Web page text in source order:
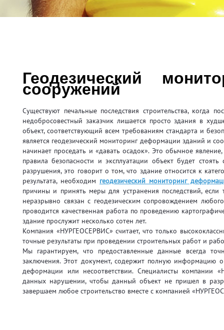
Геодезический
сооружений
Существуют печальные последствия строительства,
недобросовестный заказчик лишается просто здания в
объект, соответствующий всем требованиям стандарта и
является геодезический мониторинг деформации зданий и
начинает проседать и «давать осадок». Это обычное
правила безопасности и эксплуатации объект будет
разрушения, это говорит о том, что здание относится к
результата, необходим геодезический мониторинг
причины и принять меры для устранения последствий,
неразрывно связан с геодезическим сопровождением
проводится качественная работа по проведению
здание прослужит несколько сотен лет.
Компания «НУРГЕОСЕРВИС» считает, что только
точные результаты при проведении строительных работ и
Мы гарантируем, что предоставленные данные всегда
заключения. Этот документ, содержит полную информацию
деформации или несоответствии. Специалисты компании
данных нарушении, чтобы данный объект не пришел в
завершаем любое строительство вместе с компанией